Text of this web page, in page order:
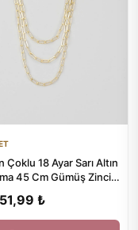
Çoklu 18 Ayar Sarı Altın
45 Cm Gümüş Zincir
₺